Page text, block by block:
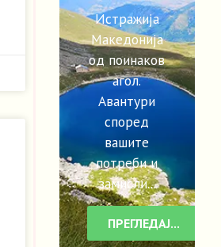
Истражија
Македонија
од поинаков
агол.
Авантури
според
вашите
потреби и
замисли...
ПРЕГЛЕДАЈ...